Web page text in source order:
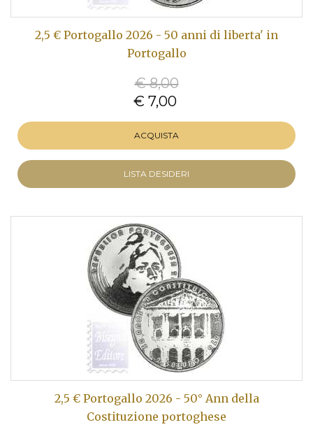
2,5 € Portogallo 2026 - 50 anni di liberta' in
Portogallo
€ 8,00
€ 7,00
ACQUISTA
LISTA DESIDERI
2,5 € Portogallo 2026 - 50° Ann della
Costituzione portoghese